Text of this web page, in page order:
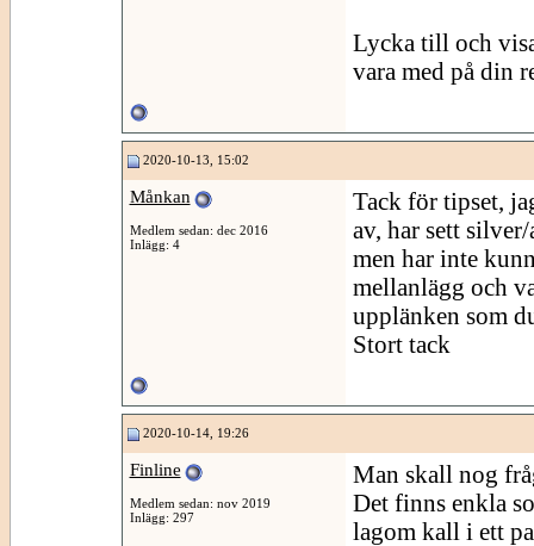
Lycka till och
vara med på din
2020-10-13, 15:02
Månkan
Medlem sedan: dec 2016
Inlägg: 4
Tack för tipset,
av, har sett
men har inte
mellanlägg och
upplänken som
Stort tack
2020-10-14, 19:26
Finline
Medlem sedan: nov 2019
Inlägg: 297
Man skall nog
Det finns enkla
lagom kall i ett